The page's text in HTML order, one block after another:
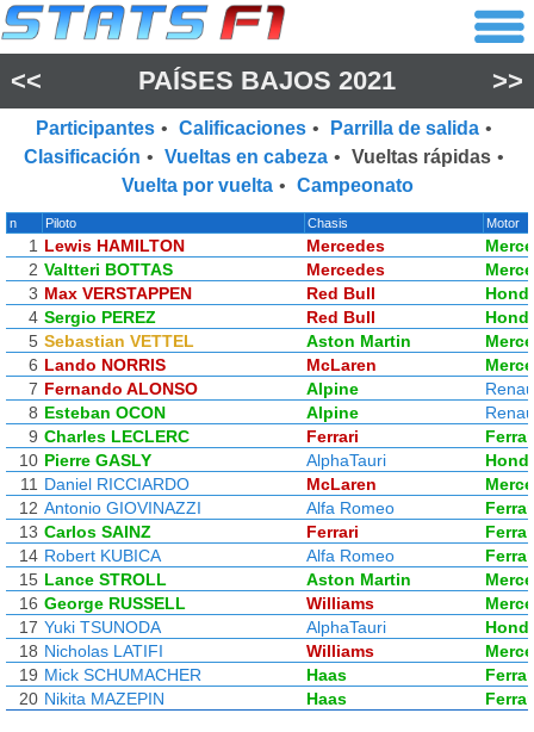
<< PAÍSES BAJOS 2021 >>
Participantes • Calificaciones • Parrilla de salida •
Clasificación • Vueltas en cabeza • Vueltas rápidas •
Vuelta por vuelta • Campeonato
n Piloto Chasis Motor
1 Lewis HAMILTON Mercedes
2 Valtteri BOTTAS Mercedes
3 Max VERSTAPPEN Red Bull
4 Sergio PEREZ Red Bull
5 Sebastian VETTEL Aston Martin
6 Lando NORRIS McLaren
7 Fernando ALONSO Alpine
8 Esteban OCON Alpine
9 Charles LECLERC Ferrari
10 Pierre GASLY AlphaTauri
11 Daniel RICCIARDO McLaren
12 Antonio GIOVINAZZI Alfa Romeo
13 Carlos SAINZ Ferrari
14 Robert KUBICA Alfa Romeo
15 Lance STROLL Aston Martin
16 George RUSSELL Williams
17 Yuki TSUNODA AlphaTauri
18 Nicholas LATIFI Williams
19 Mick SCHUMACHER Haas
20 Nikita MAZEPIN Haas